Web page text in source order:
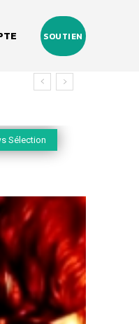
SOUTIEN
Sélection